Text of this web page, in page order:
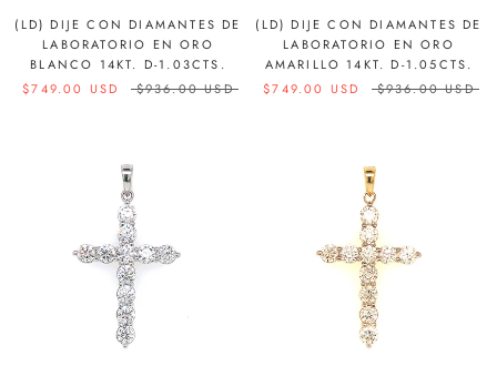
(LD) DIJE CON DIAMANTES DE
LABORATORIO EN ORO
BLANCO 14KT. D-1.03CTS.
$749.00 USD
$936.00 USD
(LD) DIJE CON DIAMANTES DE
LABORATORIO EN ORO
AMARILLO 14KT. D-1.05CTS.
$749.00 USD
$936.00 USD